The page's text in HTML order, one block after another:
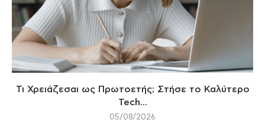
Τι Χρειάζεσαι ως Πρωτοετής; Στήσε το Καλύτερο
Tech...
05/08/2026